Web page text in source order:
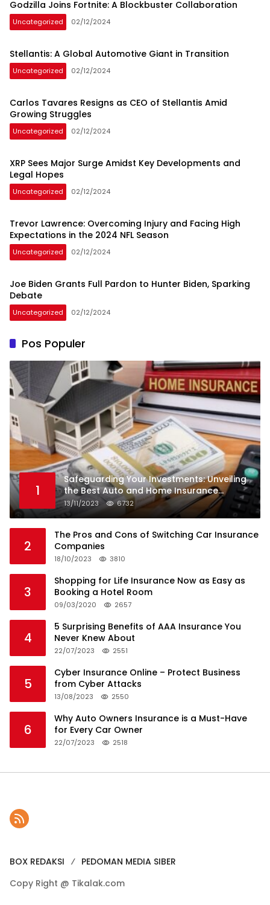
Godzilla Joins Fortnite: A Blockbuster Collaboration
Uncategorized 02/12/2024
Stellantis: A Global Automotive Giant in Transition
Uncategorized 02/12/2024
Carlos Tavares Resigns as CEO of Stellantis Amid
Growing Struggles
Uncategorized 02/12/2024
XRP Sees Major Surge Amidst Key Developments and
Legal Hopes
Uncategorized 02/12/2024
Trevor Lawrence: Overcoming Injury and Facing High
Expectations in the 2024 NFL Season
Uncategorized 02/12/2024
Joe Biden Grants Full Pardon to Hunter Biden, Sparking
Debate
Uncategorized 02/12/2024
Pos Populer
1
Safeguarding Your Investments: Unveiling
the Best Auto and Home Insurance
Companies
13/11/2023 6732
2
The Pros and Cons of Switching Car Insurance
Companies
18/10/2023 3810
3
Shopping for Life Insurance Now as Easy as
Booking a Hotel Room
09/03/2020 2657
4
5 Surprising Benefits of AAA Insurance You
Never Knew About
22/07/2023 2551
5
Cyber Insurance Online – Protect Business
from Cyber Attacks
13/08/2023 2550
6
Why Auto Owners Insurance is a Must-Have
for Every Car Owner
22/07/2023 2518
BOX REDAKSI
PEDOMAN MEDIA SIBER
Copy Right @ Tikalak.com